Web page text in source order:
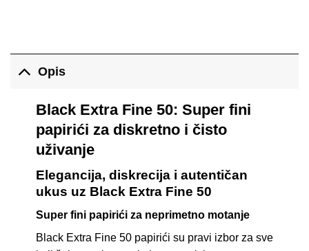
Opis
Black Extra Fine 50: Super fini
papirići za diskretno i čisto
uživanje
Elegancija, diskrecija i autentičan
ukus uz Black Extra Fine 50
Super fini papirići za neprimetno motanje
Black Extra Fine 50 papirići su pravi izbor za sve